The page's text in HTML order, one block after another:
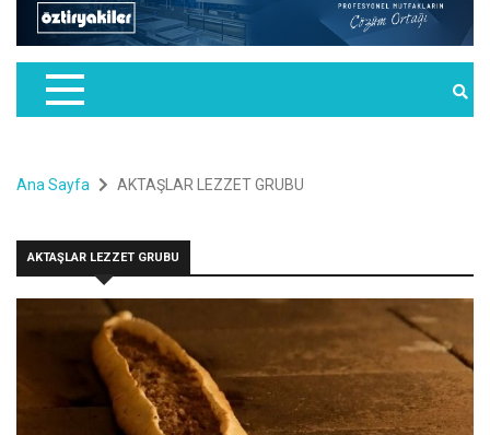
Ana Sayfa AKTAŞLAR LEZZET GRUBU
AKTAŞLAR LEZZET GRUBU